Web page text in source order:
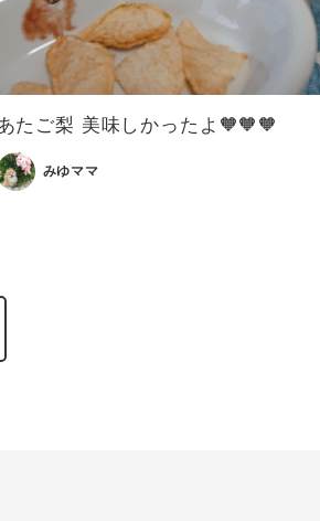
たご梨 美味しかったよ🧡🧡🧡
みゆママ